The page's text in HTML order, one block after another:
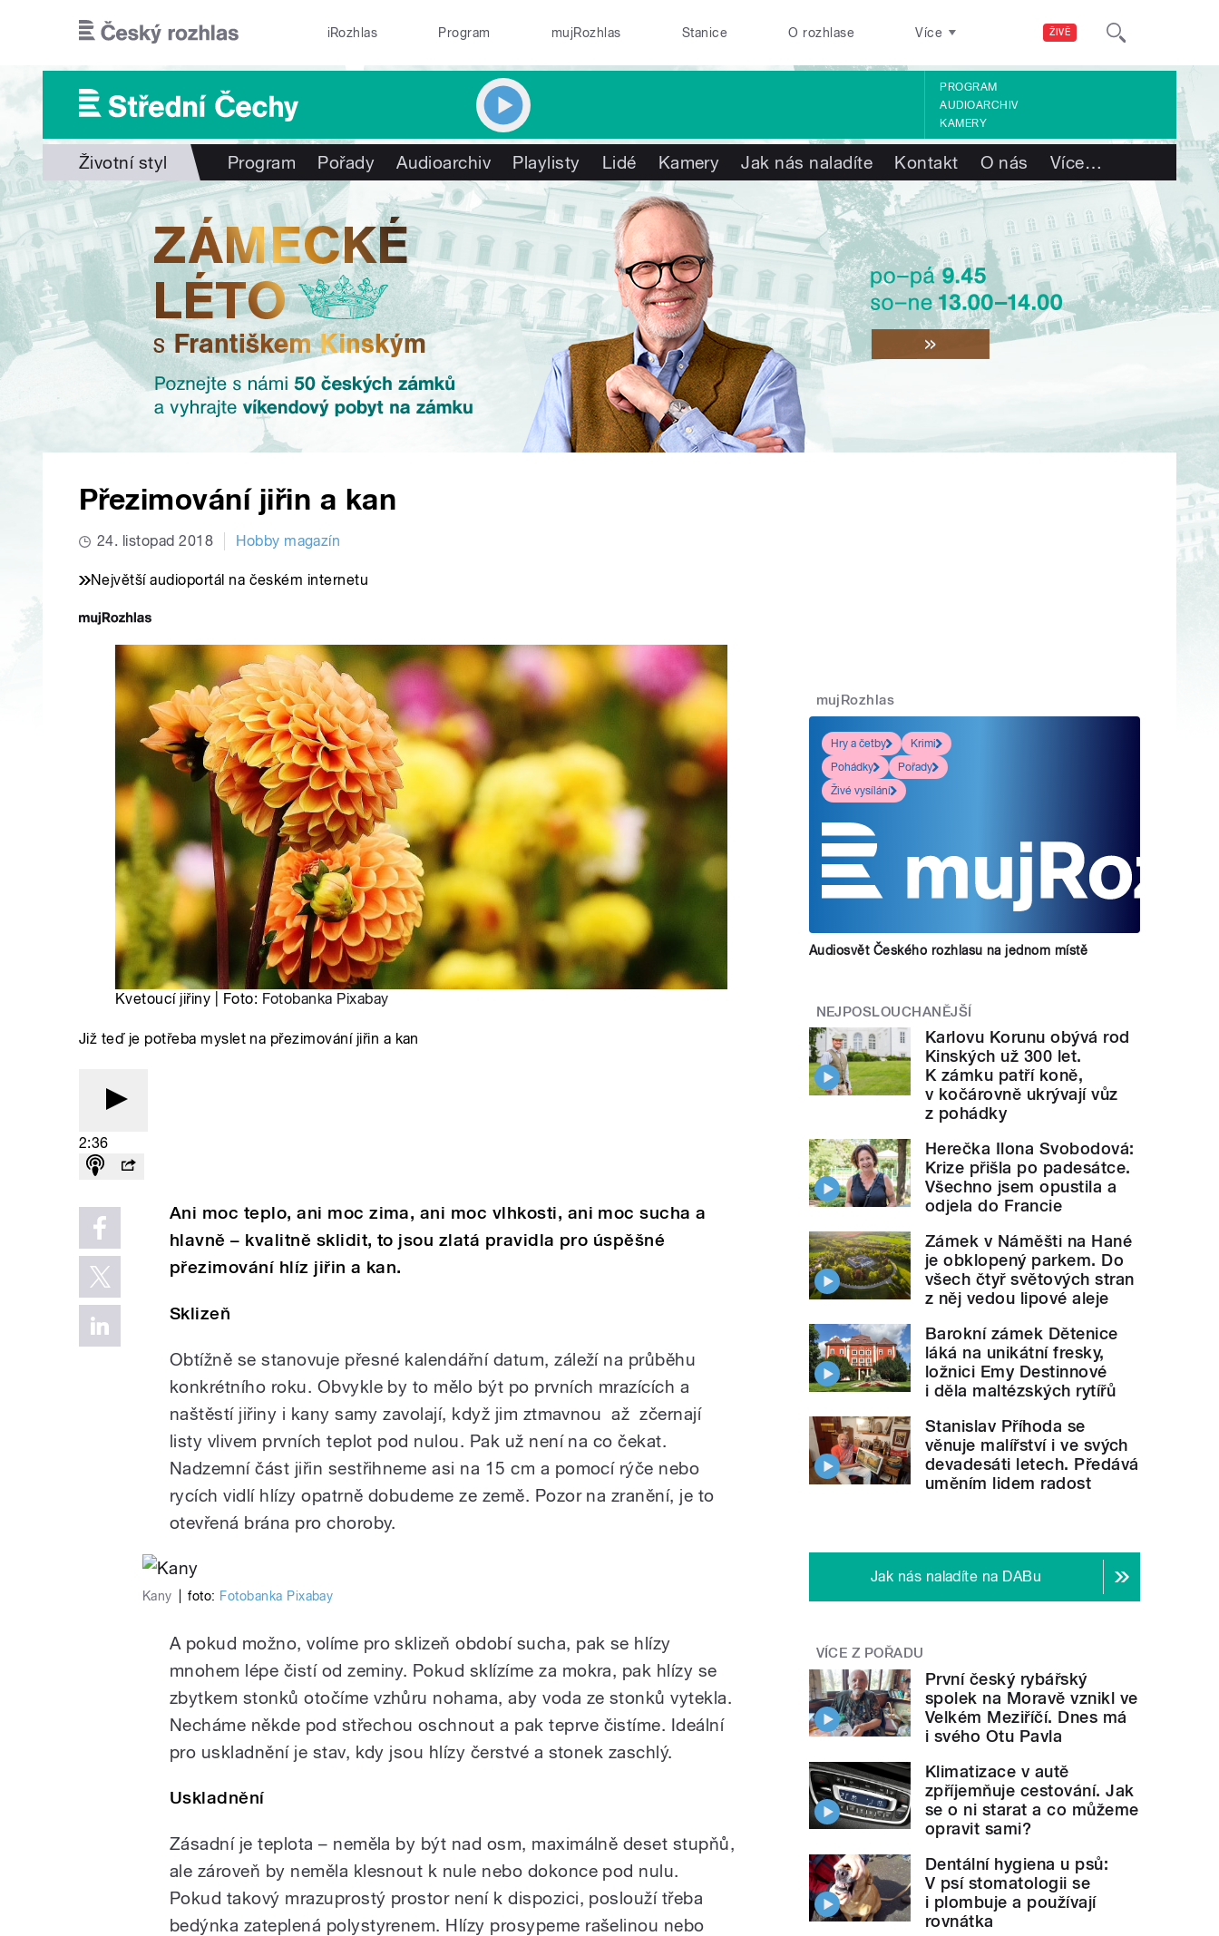
ŽIVĚ
iRozhlas Program mujRozhlas Stanice O rozhlase Více
PROGRAM
AUDIOARCHIV
KAMERY
Životní styl Program Pořady Audioarchiv Playlisty Lidé Kamery Jak nás naladíte Kontakt O nás Více…
Přezimování jiřin a kan
24. listopad 2018 Hobby magazín
Největší audioportál na českém internetu
Kvetoucí jiřiny | Foto: Fotobanka Pixabay
Již teď je potřeba myslet na přezimování jiřin a kan
2:36
Ani moc teplo, ani moc zima, ani moc vlhkosti, ani moc sucha a
hlavně – kvalitně sklidit, to jsou zlatá pravidla pro úspěšné
přezimování hlíz jiřin a kan.
Sklizeň
Obtížně se stanovuje přesné kalendářní datum, záleží na průběhu
konkrétního roku. Obvykle by to mělo být po prvních mrazících a
naštěstí jiřiny i kany samy zavolají, když jim ztmavnou až zčernají
listy vlivem prvních teplot pod nulou. Pak už není na co čekat.
Nadzemní část jiřin sestřihneme asi na 15 cm a pomocí rýče nebo
rycích vidlí hlízy opatrně dobudeme ze země. Pozor na zranění, je to
otevřená brána pro choroby.
Kany foto: Fotobanka Pixabay
A pokud možno, volíme pro sklizeň období sucha, pak se hlízy
mnohem lépe čistí od zeminy. Pokud sklízíme za mokra, pak hlízy se
zbytkem stonků otočíme vzhůru nohama, aby voda ze stonků vytekla.
Necháme někde pod střechou oschnout a pak teprve čistíme. Ideální
pro uskladnění je stav, kdy jsou hlízy čerstvé a stonek zaschlý.
Uskladnění
Zásadní je teplota – neměla by být nad osm, maximálně deset stupňů,
ale zároveň by neměla klesnout k nule nebo dokonce pod nulu.
Pokud takový mrazuprostý prostor není k dispozici, poslouží třeba
bedýnka zateplená polystyrenem. Hlízy prosypeme rašelinou nebo
mujRozhlas
Hry a četby
Krimi
Pohádky
Pořady
Živé vysílání
Audiosvět Českého rozhlasu na jednom místě
NEJPOSLOUCHANĚJŠÍ
Karlovu Korunu obývá rod
Kinských už 300 let.
K zámku patří koně,
v kočárovně ukrývají vůz
z pohádky
Herečka Ilona Svobodová:
Krize přišla po padesátce.
Všechno jsem opustila a
odjela do Francie
Zámek v Náměšti na Hané
je obklopený parkem. Do
všech čtyř světových stran
z něj vedou lipové aleje
Barokní zámek Dětenice
láká na unikátní fresky,
ložnici Emy Destinnové
i děla maltézských rytířů
Stanislav Příhoda se
věnuje malířství i ve svých
devadesáti letech. Předává
uměním lidem radost
Jak nás naladíte na DABu
VÍCE Z POŘADU
První český rybářský
spolek na Moravě vznikl ve
Velkém Meziříčí. Dnes má
i svého Otu Pavla
Klimatizace v autě
zpříjemňuje cestování. Jak
se o ni starat a co můžeme
opravit sami?
Dentální hygiena u psů:
V psí stomatologii se
i plombuje a používají
rovnátka